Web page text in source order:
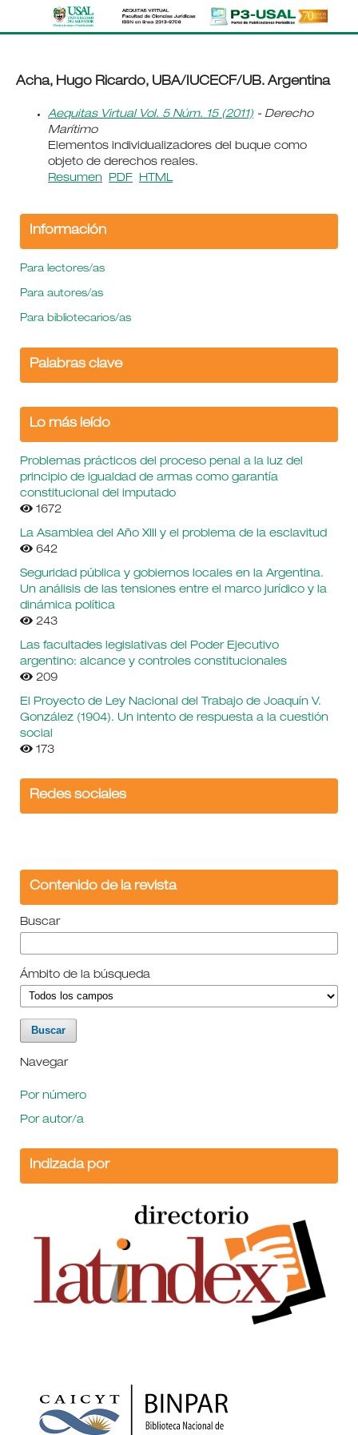
Acha, Hugo Ricardo, UBA/IUCECF/UB. Argentina
Aequitas Virtual Vol. 5 Núm. 15 (2011)- Derecho
Marítimo
Elementos individualizadores del buque como
objeto de derechos reales.
Resumen
PDF HTML
Información
Para lectores/as
Para autores/as
Para bibliotecarios/as
Palabras clave
Lo más leído
Problemas prácticos del proceso penal a la luz del
principio de igualdad de armas como garantía
constitucional del imputado
1672
La Asamblea del Año XIII y el problema de la esclavitud
642
Seguridad pública y gobiernos locales en la Argentina.
Un análisis de las tensiones entre el marco jurídico y la
dinámica política
243
Las facultades legislativas del Poder Ejecutivo
argentino: alcance y controles constitucionales
209
El Proyecto de Ley Nacional del Trabajo de Joaquín V.
González (1904). Un intento de respuesta a la cuestión
social
173
Redes sociales
Contenido de la revista
Buscar
Ámbito de la búsqueda
Navegar
Por número
Por autor/a
Indizada por